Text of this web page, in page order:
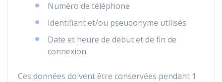
Numéro de téléphone
Identifiant et/ou pseudonyme utilisés
Date et heure de début et de fin de
connexion.
Ces données doivent être conservées pendant 1